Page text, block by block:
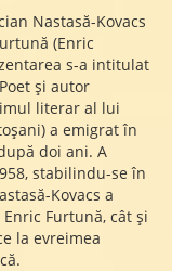
Nastasă-Kovacs
(Enric
s-a intitulat
și autor
literar al lui
a emigrat în
doi ani. A
stabilindu-se în
Kovacs a
Furtună, cât și
la evreimea